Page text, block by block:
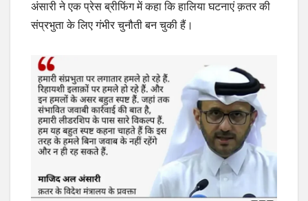
अंसारी ने एक प्रेस ब्रीफिंग में कहा कि हालिया घटनाएं क़तर की
संप्रभुता के लिए गंभीर चुनौती बन चुकी हैं।